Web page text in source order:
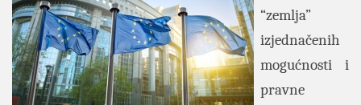
“zemlja”
izjednačenih
mogućnosti i
pravne